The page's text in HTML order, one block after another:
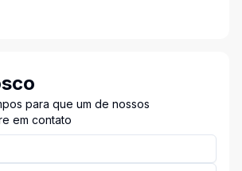
para que um de nossos
em contato